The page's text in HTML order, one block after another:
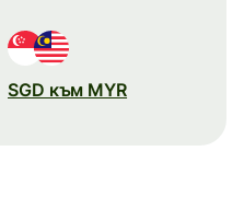
SGD към MYR